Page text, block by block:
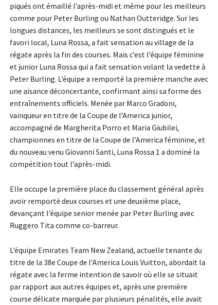
piqués ont émaillé l’après-midi et même pour les meilleurs
comme pour Peter Burling ou Nathan Outteridge. Sur les
longues distances, les meilleurs se sont distingués et le
favori local, Luna Rossa, a fait sensation au village de la
régate après la fin des courses. Mais c’est l’équipe féminine
et junior Luna Rossa qui a fait sensation volant la vedette à
Peter Burling. L’équipe a remporté la première manche avec
une aisance déconcertante, confirmant ainsi sa forme des
entraînements officiels. Menée par Marco Gradoni,
vainqueur en titre de la Coupe de l’America junior,
accompagné de Margherita Porro et Maria Giubilei,
championnes en titre de la Coupe de l’America féminine, et
du nouveau venu Giovanni Santi, Luna Rossa 1 a dominé la
compétition tout l’après-midi.
Elle occupe la première place du classement général après
avoir remporté deux courses et une deuxième place,
devançant l’équipe senior menée par Peter Burling avec
Ruggero Tita comme co-barreur.
L’équipe Emirates Team New Zealand, actuelle tenante du
titre de la 38e Coupe de l’America Louis Vuitton, abordait la
régate avec la ferme intention de savoir où elle se situait
par rapport aux autres équipes et, après une première
course délicate marquée par plusieurs pénalités, elle avait